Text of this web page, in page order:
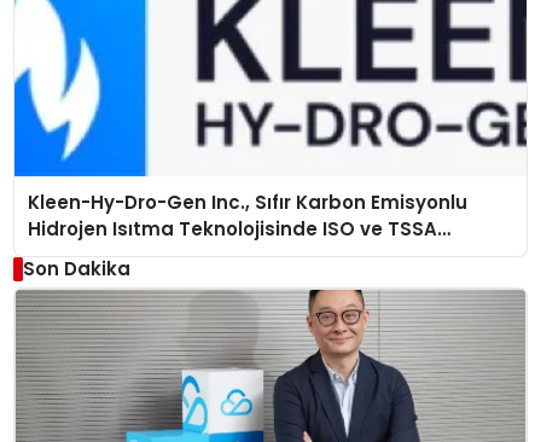
Kleen-Hy-Dro-Gen Inc., Sıfır Karbon Emisyonlu
Hidrojen Isıtma Teknolojisinde ISO ve TSSA
Düzenleyici Onaylarını Aldı
Son Dakika